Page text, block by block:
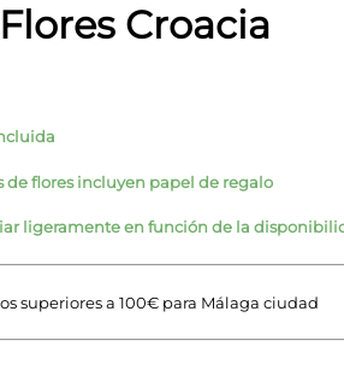
Croacia
de flores incluyen papel de regalo
ligeramente en función de la
superiores a 100€ para Málaga ciudad